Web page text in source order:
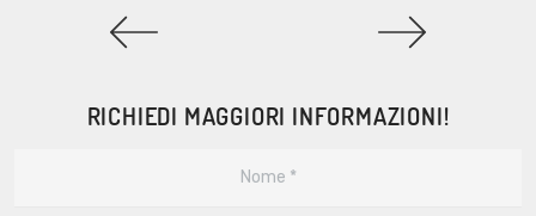
RICHIEDI MAGGIORI INFORMAZIONI!